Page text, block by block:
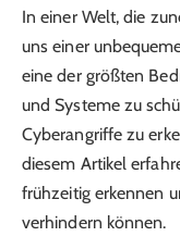
In einer Welt, die
uns einer
eine der größten
und Systeme zu
Cyberangriffe zu
diesem Artikel
frühzeitig erkennen
verhindern können.